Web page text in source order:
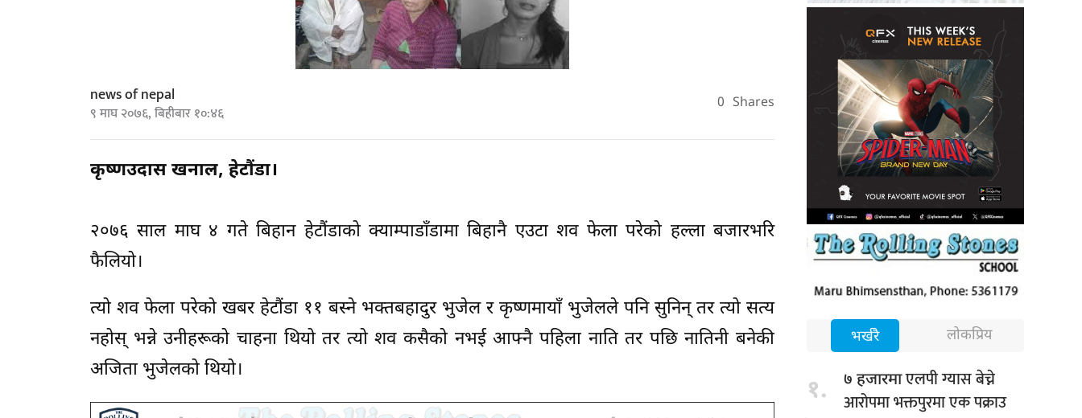
news of nepal
९ माघ २०७६, बिहीबार १०:४६ 0 Shares
कृष्णउदास खनाल, हेटौंडा।
२०७६ साल माघ ४ गते बिहान हेटौंडाको क्याम्पाडाँडामा बिहानै एउटा शव फेला परेको हल्ला बजारभरि
फैलियो।
त्यो शव फेला परेको खबर हेटौंडा ११ बस्ने भक्तबहादुर भुजेल र कृष्णमायाँ भुजेलले पनि सुनिन् तर त्यो सत्य
नहोस् भन्ने उनीहरूको चाहना थियो तर त्यो शव कसैको नभई आफ्नै पहिला नाति तर पछि नातिनी बनेकी
अजिता भुजेलको थियो।
भर्खरै लोकप्रिय
१. ७ हजारमाएलपी ग्यास बेच्ने
आरोपमा भक्तपुरमा एक पक्राउ